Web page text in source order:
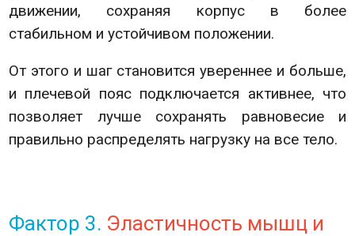
движении, сохраняя корпус в более
стабильном и устойчивом положении.
От этого и шаг становится увереннее и больше,
и плечевой пояс подключается активнее, что
позволяет лучше сохранять равновесие и
правильно распределять нагрузку на все тело.
Фактор 3. Эластичность мышц и